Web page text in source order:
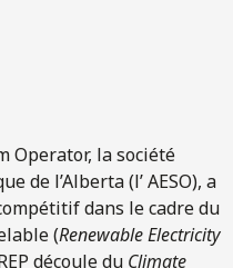
Operator, la société
de l’Alberta (l’ AESO), a
dans le cadre du
(Renewable Electricity
découle du Climate